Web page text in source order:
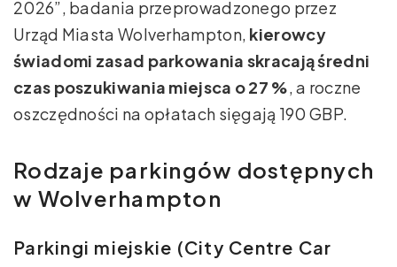
2026”, badania przeprowadzonego przez
Urząd Miasta Wolverhampton, kierowcy
świadomi zasad parkowania skracają średni
czas poszukiwania miejsca o 27 %, a roczne
oszczędności na opłatach sięgają 190 GBP.
Rodzaje parkingów dostępnych
w Wolverhampton
Parkingi miejskie (City Centre Car